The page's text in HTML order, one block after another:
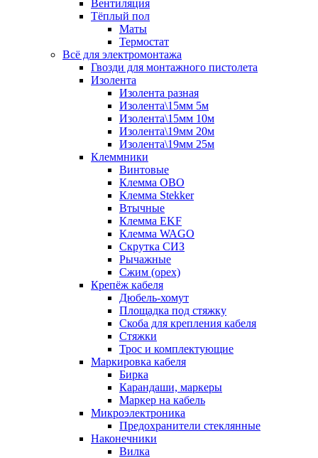
Вентиляция
Тёплый пол
Маты
Термостат
Всё для электромонтажа
Гвозди для монтажного пистолета
Изолента
Изолента разная
Изолента\15мм 5м
Изолента\15мм 10м
Изолента\19мм 20м
Изолента\19мм 25м
Клеммники
Винтовые
Клемма OBO
Клемма Stekker
Втычные
Клемма EKF
Клемма WAGO
Скрутка СИЗ
Рычажные
Сжим (орех)
Крепёж кабеля
Дюбель-хомут
Площадка под стяжку
Скоба для крепления кабеля
Стяжки
Трос и комплектующие
Маркировка кабеля
Бирка
Карандаши, маркеры
Маркер на кабель
Микроэлектроника
Предохранители стеклянные
Наконечники
Вилка